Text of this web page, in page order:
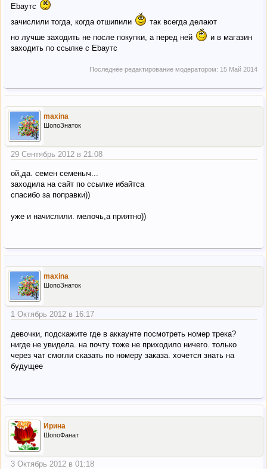
Ebayтс
зачислили тогда, когда отшипили
так всегда делают
но лучше заходить не после покупки, а перед ней
и в магазин
заходить по ссылке с Ebayтс
Последнее редактирование модератором: 15 Май 2014
maxina
ШопоЗнаток
29 Сентябрь 2012 в 21:08
ой,да. семен семеныч...
заходила на сайт по ссылке ибайтса
спасибо за поправки))
уже и начислили. мелочь,а приятно))
maxina
ШопоЗнаток
1 Октябрь 2012 в 16:17
девочки, подскажите где в аккаунте посмотреть номер трека?
нигде не увидела. на почту тоже не приходило ничего. только
через чат смогли сказать по номеру заказа. хочется знать на
будущее
Ирина
ШопоФанат
3 Октябрь 2012 в 01:18